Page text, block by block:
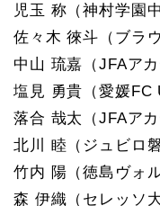
児玉 称（神村学園中
佐々木 徠斗（ブラ
中山 琉嘉（JFAア
塩見 勇貴（愛媛FC
落合 哉太（JFAア
北川 睦（ジュビロ
竹内 陽（徳島ヴォ
森 伊織（セレッソ